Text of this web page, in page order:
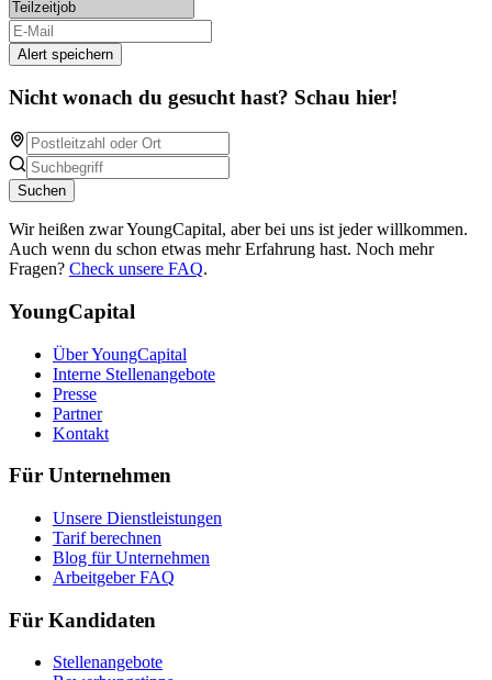
Alert speichern
Nicht wonach du gesucht hast? Schau hier!
Suchen
Wir heißen zwar YoungCapital, aber bei uns ist jeder willkommen.
Auch wenn du schon etwas mehr Erfahrung hast. Noch mehr
Fragen? Check unsere FAQ.
YoungCapital
Über YoungCapital
Interne Stellenangebote
Presse
Partner
Kontakt
Für Unternehmen
Unsere Dienstleistungen
Tarif berechnen
Blog für Unternehmen
Arbeitgeber FAQ
Für Kandidaten
Stellenangebote